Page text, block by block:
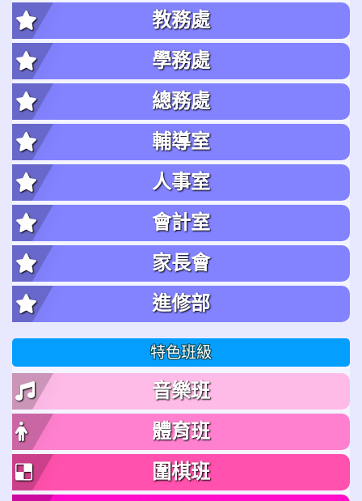
教務處
學務處
總務處
輔導室
人事室
會計室
家長會
進修部
特色班級
音樂班
體育班
圍棋班